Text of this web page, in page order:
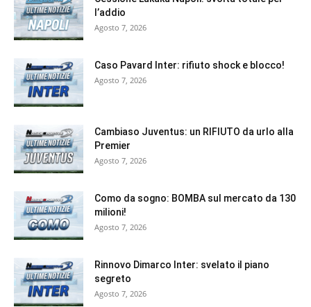
l’addio
Agosto 7, 2026
Caso Pavard Inter: rifiuto shock e blocco!
Agosto 7, 2026
Cambiaso Juventus: un RIFIUTO da urlo alla
Premier
Agosto 7, 2026
Como da sogno: BOMBA sul mercato da 130
milioni!
Agosto 7, 2026
Rinnovo Dimarco Inter: svelato il piano
segreto
Agosto 7, 2026